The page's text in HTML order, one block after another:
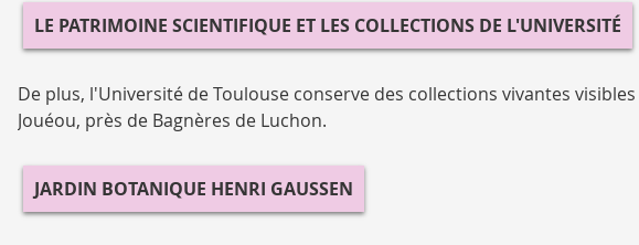
LE PATRIMOINE SCIENTIFIQUE ET LES COLLECTIONS DE L'UNIVERSITÉ
De plus, l'Université de Toulouse conserve des collections vivantes
Jouéou, près de Bagnères de Luchon.
JARDIN BOTANIQUE HENRI GAUSSEN